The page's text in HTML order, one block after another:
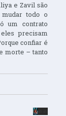
e Zavil são
todo o
um contrato
precisam
confiar é
morte – tanto